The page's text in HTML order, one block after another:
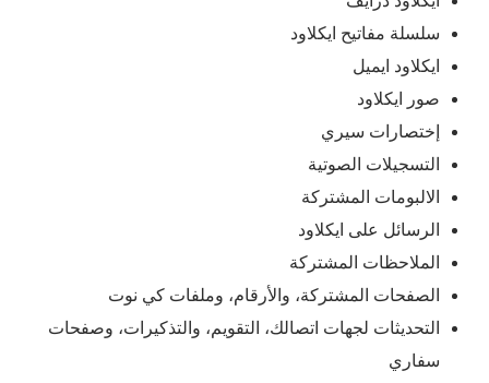
سلسلة مفاتيح ايكلاود
ايكلاود ايميل
صور ايكلاود
إختصارات سيري
التسجيلات الصوتية
الالبومات المشتركة
الرسائل على ايكلاود
الملاحظات المشتركة
الصفحات المشتركة، والأرقام، وملفات كي نوت
التحديثات لجهات اتصالك، التقويم، والتذكيرات، وصفحات
سفاري